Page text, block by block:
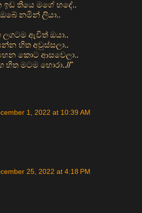
තියෙ මගේ හදේ..
ඔබේ නමින් ලියා..
ලගටම ඇවිත් ඔයා..
හිත අවුස්සලා..
කොට ආසවෙලා..
හිත මටම හොරා..//"
1, 2022 at 10:39 AM
25, 2022 at 4:18 PM